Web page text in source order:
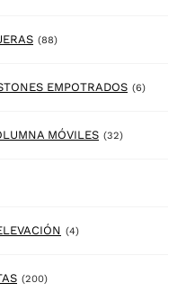
(88)88 products
EMPOTRADOS (6)6 products
MÓVILES (32)32 products
product
(4)4 products
(200)200 products